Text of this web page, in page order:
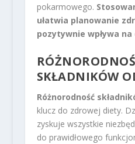
pokarmowego.
ułatwia planowanie
pozytywnie wpływa
SKŁADNIKÓW
Różnorodność
klucz do zdrowej diety.
zyskuje wszystkie
do prawidłowego